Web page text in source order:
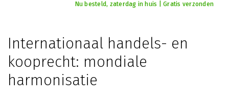
Nu besteld, zaterdag in huis | Gratis verzonden
Internationaal handels- en
kooprecht: mondiale
harmonisatie